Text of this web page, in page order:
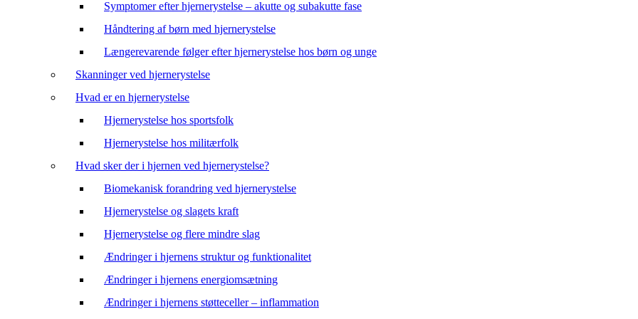
Symptomer efter hjernerystelse – akutte og subakutte fase
Håndtering af børn med hjernerystelse
Længerevarende følger efter hjernerystelse hos børn og unge
Skanninger ved hjernerystelse
Hvad er en hjernerystelse
Hjernerystelse hos sportsfolk
Hjernerystelse hos militærfolk
Hvad sker der i hjernen ved hjernerystelse?
Biomekanisk forandring ved hjernerystelse
Hjernerystelse og slagets kraft
Hjernerystelse og flere mindre slag
Ændringer i hjernens struktur og funktionalitet
Ændringer i hjernens energiomsætning
Ændringer i hjernens støtteceller – inflammation